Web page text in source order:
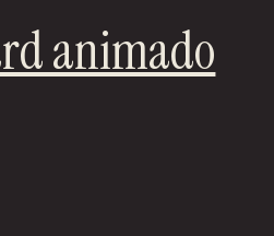
animado